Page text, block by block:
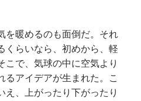
を暖めるのも面倒だ。それ
くらいなら、初めから、軽
こで、気球の中に空気より
るアイデアが生まれた。こ
え、上がったり下がったり